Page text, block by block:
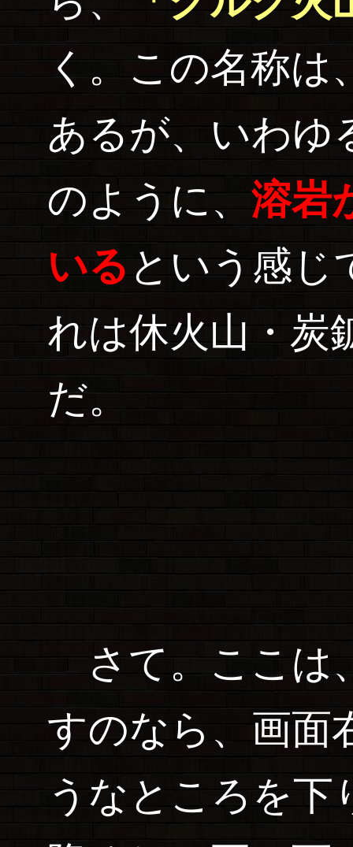
く。この名称は
あるが、いわゆ
のように、 溶岩
いる という感じ
れは休火山・炭
だ。
さて。ここは
すのなら、画面
うなところを下